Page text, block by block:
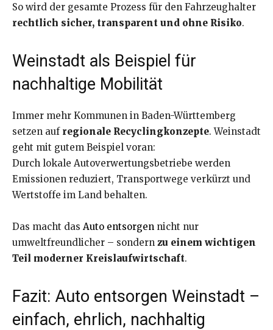
So wird der gesamte Prozess für den Fahrzeughalter
rechtlich sicher, transparent und ohne Risiko.
Weinstadt als Beispiel für
nachhaltige Mobilität
Immer mehr Kommunen in Baden-Württemberg
setzen auf regionale Recyclingkonzepte. Weinstadt
geht mit gutem Beispiel voran:
Durch lokale Autoverwertungsbetriebe werden
Emissionen reduziert, Transportwege verkürzt und
Wertstoffe im Land behalten.
Das macht das Auto entsorgen nicht nur
umweltfreundlicher – sondern zu einem wichtigen
Teil moderner Kreislaufwirtschaft.
Fazit: Auto entsorgen Weinstadt –
einfach, ehrlich, nachhaltig